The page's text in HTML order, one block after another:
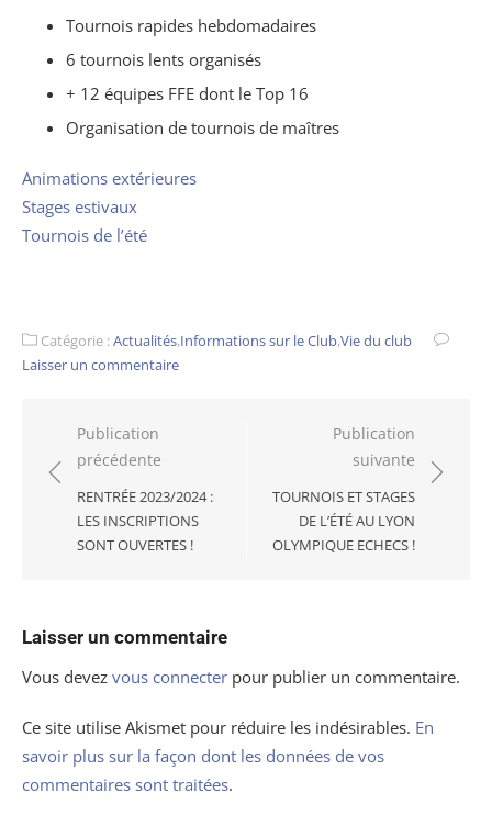
Tournois rapides hebdomadaires
6 tournois lents organisés
+ 12 équipes FFE dont le Top 16
Organisation de tournois de maîtres
Animations extérieures
Stages estivaux
Tournois de l’été
Catégorie :Actualités,Informations sur le Club,Vie du club
Laisser un commentaire
Navigation
de
l’article
Publication
précédente
RENTRÉE 2023/2024 :
LES INSCRIPTIONS
SONT OUVERTES !
Publication
suivante
TOURNOIS ET STAGES
DE L’ÉTÉ AU LYON
OLYMPIQUE ECHECS !
Laisser un commentaire
Vous devez vous connecter pour publier un commentaire.
Ce site utilise Akismet pour réduire les indésirables. En
savoir plus sur la façon dont les données de vos
commentaires sont traitées.